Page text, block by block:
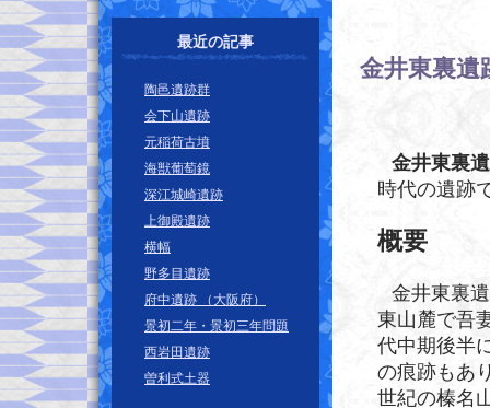
最近の記事
陶邑遺跡群
会下山遺跡
元稲荷古墳
海獣葡萄鏡
深江城崎遺跡
上御殿遺跡
横幅
野多目遺跡
府中遺跡 （大阪府）
景初二年・景初三年問題
西岩田遺跡
曽利式土器
金井東裏遺
金井東裏
時代の遺跡
概要
金井東裏
東山麓で吾
代中期後半
の痕跡もあ
世紀の榛名